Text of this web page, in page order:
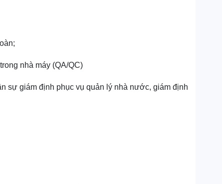
nhà máy (QA/QC)
sự giám định phục vụ quản lý nhà nước, giám định